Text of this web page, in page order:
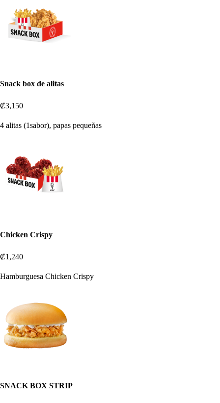
Snack box de alitas
₡3,150
4 alitas (1sabor), papas pequeñas
Chicken Crispy
₡1,240
Hamburguesa Chicken Crispy
SNACK BOX STRIP